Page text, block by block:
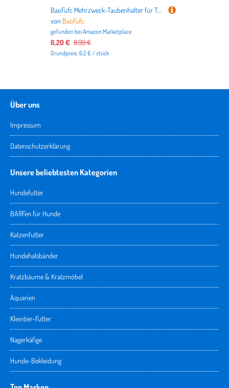
BaoFufc Mehrzweck-Taubenhalter für Tauben, spezieller Impffixierer, praktischer stabiler Vogelkäfig, Haus, Haustier, Mehrzweck-Taubenhalter, Blau
von BaoFufc
gefunden beiAmazon Marketplace
6,20 € 8,99 €
Grundpreis: 6.2 € / stück
Über uns
Impressum
Datenschutzerklärung
Unsere beliebtesten Kategorien
Hundefutter
BARFen für Hunde
Katzenfutter
Hundehalsbänder
Kratzbäume & Kratzmöbel
Aquarien
Kleintier-Futter
Nagerkäfige
Hunde-Bekleidung